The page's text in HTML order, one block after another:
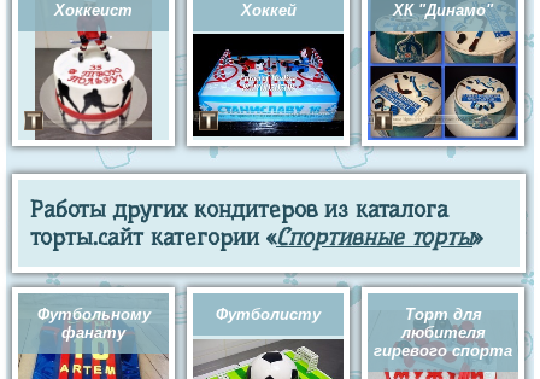
Хоккеист Хоккей ХК "Динамо"
Работы других кондитеров из каталога
торты.сайт категории «Спортивные торты»
Футбольному
фанату
Футболисту
Торт для
любителя
гиревого спорта